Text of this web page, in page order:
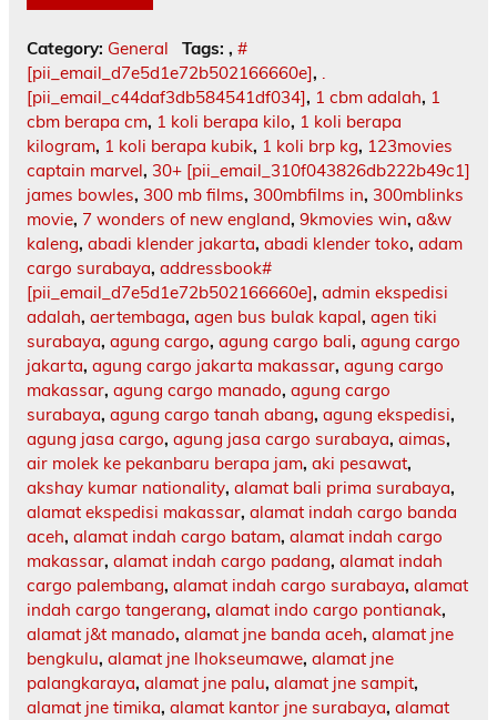
Category: General Tags: , #
[pii_email_d7e5d1e72b502166660e], .
[pii_email_c44daf3db584541df034], 1 cbm adalah, 1
cbm berapa cm, 1 koli berapa kilo, 1 koli berapa
kilogram, 1 koli berapa kubik, 1 koli brp kg, 123movies
captain marvel, 30+ [pii_email_310f043826db222b49c1]
james bowles, 300 mb films, 300mbfilms in, 300mblinks
movie, 7 wonders of new england, 9kmovies win, a&w
kaleng, abadi klender jakarta, abadi klender toko, adam
cargo surabaya, addressbook#
[pii_email_d7e5d1e72b502166660e], admin ekspedisi
adalah, aertembaga, agen bus bulak kapal, agen tiki
surabaya, agung cargo, agung cargo bali, agung cargo
jakarta, agung cargo jakarta makassar, agung cargo
makassar, agung cargo manado, agung cargo
surabaya, agung cargo tanah abang, agung ekspedisi,
agung jasa cargo, agung jasa cargo surabaya, aimas,
air molek ke pekanbaru berapa jam, aki pesawat,
akshay kumar nationality, alamat bali prima surabaya,
alamat ekspedisi makassar, alamat indah cargo banda
aceh, alamat indah cargo batam, alamat indah cargo
makassar, alamat indah cargo padang, alamat indah
cargo palembang, alamat indah cargo surabaya, alamat
indah cargo tangerang, alamat indo cargo pontianak,
alamat j&t manado, alamat jne banda aceh, alamat jne
bengkulu, alamat jne lhokseumawe, alamat jne
palangkaraya, alamat jne palu, alamat jne sampit,
alamat jne timika, alamat kantor jne surabaya, alamat